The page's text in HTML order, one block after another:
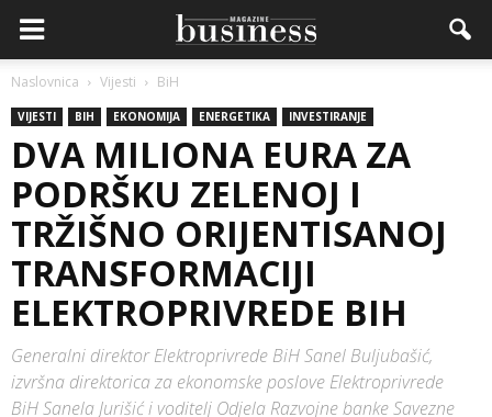
Naslovnica Vijesti BiH
VIJESTI BIH EKONOMIJA ENERGETIKA INVESTIRANJE
DVA MILIONA EURA ZA
PODRŠKU ZELENOJ I
TRŽIŠNO ORIJENTISANOJ
TRANSFORMACIJI
ELEKTROPRIVREDE BIH
Generalni direktor Elektroprivrede BiH Sanel Buljubašić,
izvršna direktorica za ekonomske poslove Elektroprivrede
BiH Sanela Jurišić i voditelj Odjela Razvojne banke Savezne